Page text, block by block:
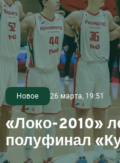
Новое 26 марта, 19:51
«Локо-2010»
полуфинал